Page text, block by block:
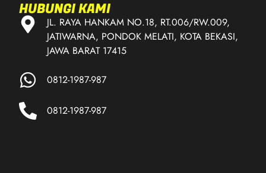
HUBUNGI KAMI
JL. RAYA HANKAM NO.18, RT.006/RW.009,
JATIWARNA, PONDOK MELATI, KOTA BEKASI,
JAWA BARAT 17415
0812-1987-987
0812-1987-987